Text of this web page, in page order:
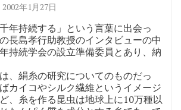
2002年1月27日
年持続する」という言葉に出会っ
長島孝行助教授のインタビューの中
持続学会の設立準備委員とあり、納
、絹糸の研究についてのものだっ
カイコやシルク繊維というイメージ
、糸を作る昆虫は地球上に10万種以